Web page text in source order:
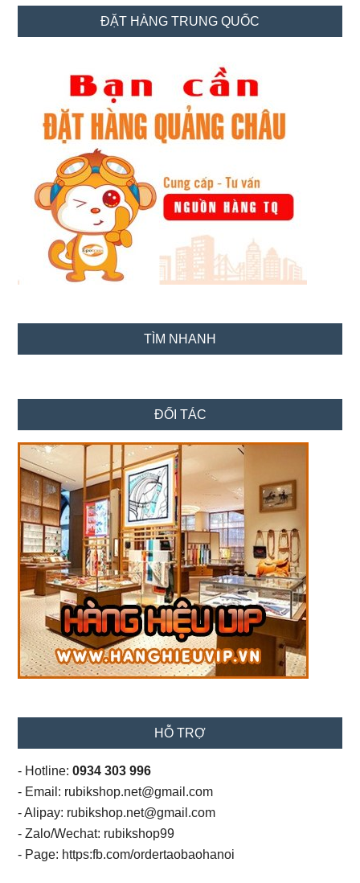
SidebarĐẶT HÀNG TRUNG QUỐC
TÌM NHANH
ĐỐI TÁC
HỖ TRỢ
- Hotline:0934 303 996
- Email: rubikshop.net@gmail.com
- Alipay: rubikshop.net@gmail.com
- Zalo/Wechat: rubikshop99
- Page: https:fb.com/ordertaobaohanoi